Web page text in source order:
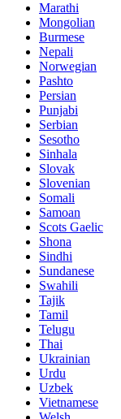
Marathi
Mongolian
Burmese
Nepali
Norwegian
Pashto
Persian
Punjabi
Serbian
Sesotho
Sinhala
Slovak
Slovenian
Somali
Samoan
Scots Gaelic
Shona
Sindhi
Sundanese
Swahili
Tajik
Tamil
Telugu
Thai
Ukrainian
Urdu
Uzbek
Vietnamese